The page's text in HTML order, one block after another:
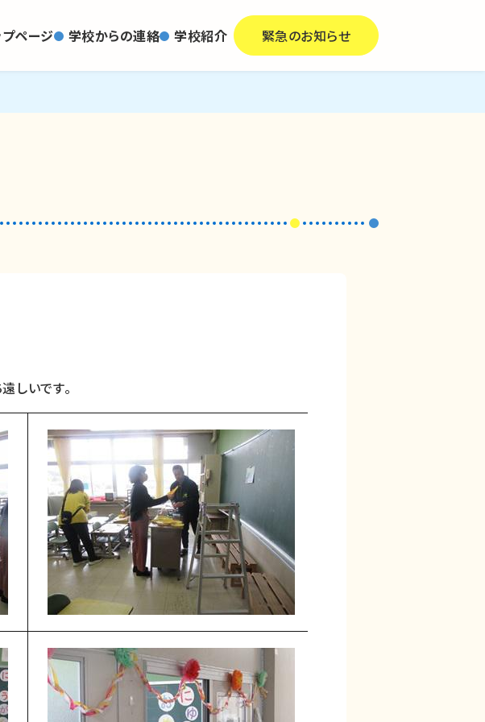
プページ 学校からの連絡 学校紹介 緊急のお知らせ
しいです。